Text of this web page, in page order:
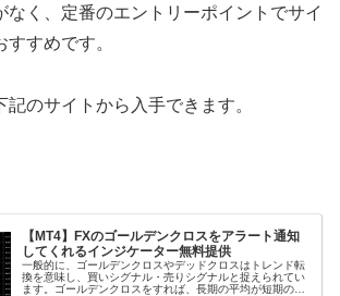
なく、定番のエントリーポイントでサイ
すめです。
記のサイトから入手できます。
【MT4】FXのゴールデンクロスをアラート通知
してくれるインジケーター無料提供
一般的に、ゴールデンクロスやデッドクロスはトレンド転
換を意味し、買いシグナル・売りシグナルと捉えられてい
ます。ゴールデンクロスをすれば、長期の平均が短期の平